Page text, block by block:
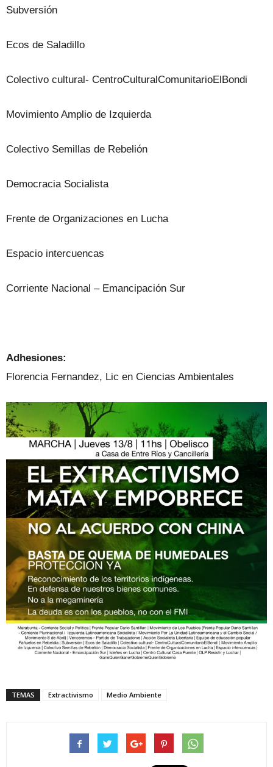
Subversión
Ecos de Saladillo
Colectivo cultural- CentroCulturalComunitarioElBondi
Movimiento Amplio de Izquierda
Colectivo Semillas de Rebelión
Democracia Socialista
Frente de Organizaciones en Lucha
Espacio intercuencas
Corriente Nacional – Emancipación Sur
Adhesiones:
Florencia Fernandez, Lic en Ciencias Ambientales
TEMAS Extractivismo Medio Ambiente